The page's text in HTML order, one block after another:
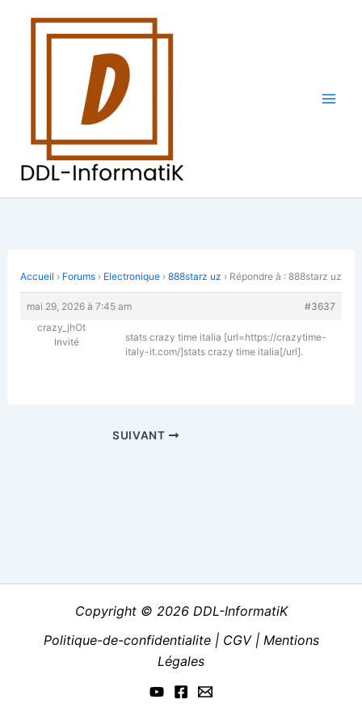
Accueil › Forums › Electronique › 888starz uz › Répondre à : 888starz uz
mai 29, 2026 à 7:45 am
#3637
crazy_jhOt
Invité
stats crazy time italia [url=https://crazytime-
italy-it.com/]stats crazy time italia[/url].
SUIVANT
Copyright © 2026 DDL-InformatiK
Politique-de-confidentialite | CGV | Mentions
Légales